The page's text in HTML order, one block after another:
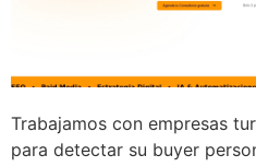
Trabajamos con empresas
para detectar su buyer